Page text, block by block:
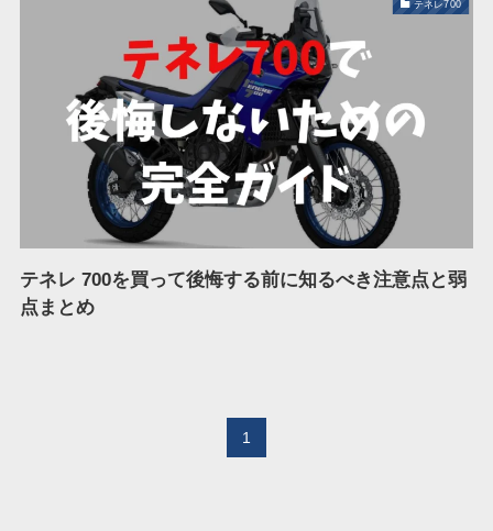
テネレ700
テネレ 700を買って後悔する前に知るべき注意点と弱
点まとめ
1